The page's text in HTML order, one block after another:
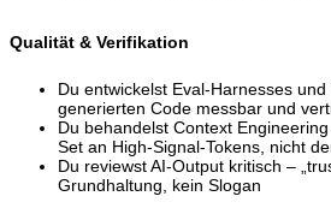
Qualität & Verifikation
Du entwickelst Eval-Harnesses
generierten Code messbar und
Du behandelst Context
Set an High-Signal-Tokens, nicht
Du reviewst AI-Output kritisch –
Grundhaltung, kein Slogan